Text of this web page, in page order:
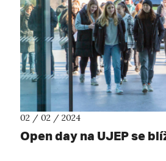
02 / 02 / 2024
Open day na UJEP se